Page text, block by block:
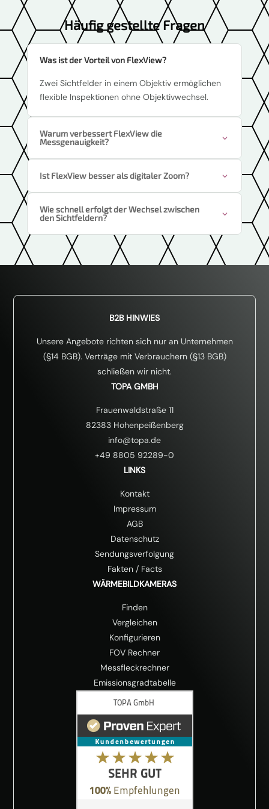
Häufig gestellte Fragen
Was ist der Vorteil von FlexView?
Zwei Sichtfelder in einem Objektiv ermöglichen
flexible Inspektionen ohne Objektivwechsel.
Warum verbessert FlexView die
Messgenauigkeit?
Ist FlexView besser als digitaler Zoom?
Wie schnell erfolgt der Wechsel zwischen
den Sichtfeldern?
B2B HINWIES
Unsere Angebote richten sich nur an Unternehmen
(§14 BGB). Verträge mit Verbrauchern (§13 BGB)
schließen wir nicht.
TOPA GMBH
Frauenwaldstraße 11
82383 Hohenpeißenberg
info@topa.de
+49 8805 92289-0
LINKS
Kontakt
Impressum
AGB
Datenschutz
Sendungsverfolgung
Fakten/ Facts
WÄRMEBILDKAMERAS
Finden
Vergleichen
Konfigurieren
FOV Rechner
Messfleckrechner
Emissionsgradtabelle